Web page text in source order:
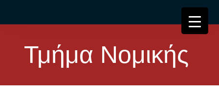
Τμήμα Νομικής